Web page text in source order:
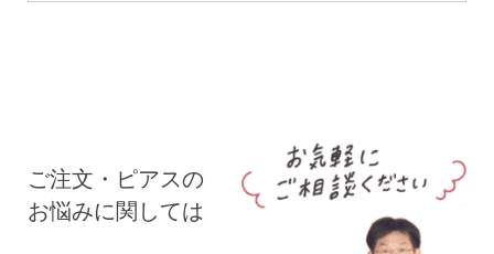
ご注文・ピアスの
お悩みに関しては